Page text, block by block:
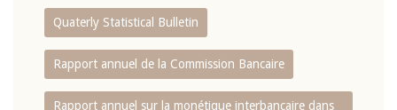
Quaterly Statistical Bulletin
Rapport annuel de la Commission Bancaire
Rapport annuel sur la monétique interbancaire dans